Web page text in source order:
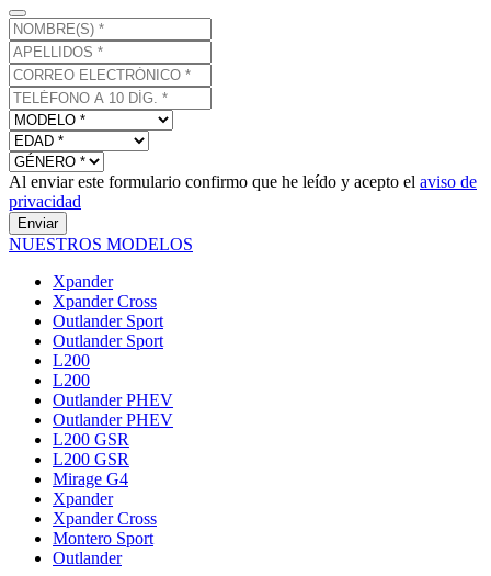
Al enviar este formulario confirmo que he leído y acepto el aviso de
privacidad
Enviar
NUESTROS MODELOS
Xpander
Xpander Cross
Outlander Sport
Outlander Sport
L200
L200
Outlander PHEV
Outlander PHEV
L200 GSR
L200 GSR
Mirage G4
Xpander
Xpander Cross
Montero Sport
Outlander